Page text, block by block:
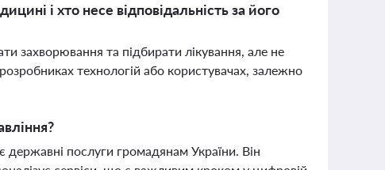
і хто несе відповідальність за його
захворювання та підбирати лікування, але не
технологій або користувачах, залежно
послуги громадянам України. Він